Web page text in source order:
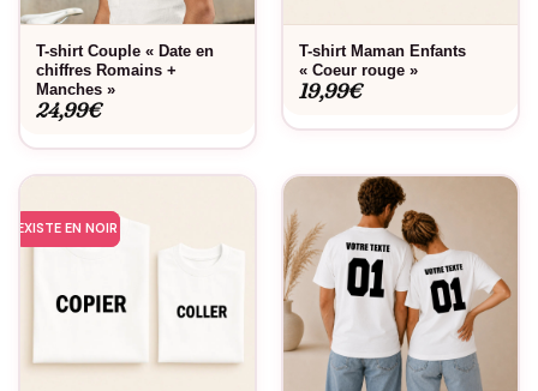
T-shirt Couple « Date en
chiffres Romains +
Manches »
24,99€
T-shirt Maman Enfants
« Coeur rouge »
19,99€
EXISTE EN NOIR